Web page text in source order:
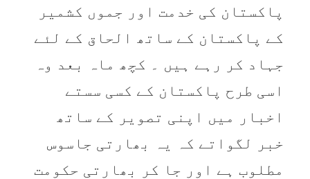
پاکستان کی خدمت اور جموں کشمیر
کے پاکستان کے ساتھ الحاق کے لئے
جہاد کر رہے ہیں ۔ کچھ ماہ بعد وہ
اسی طرح پاکستان کے کسی سستے
اخبار میں اپنی تصویر کے ساتھ
خبر لگواتے کہ یہ بھارتی جاسوس
مطلوب ہے اور جا کر بھارتی حکومت